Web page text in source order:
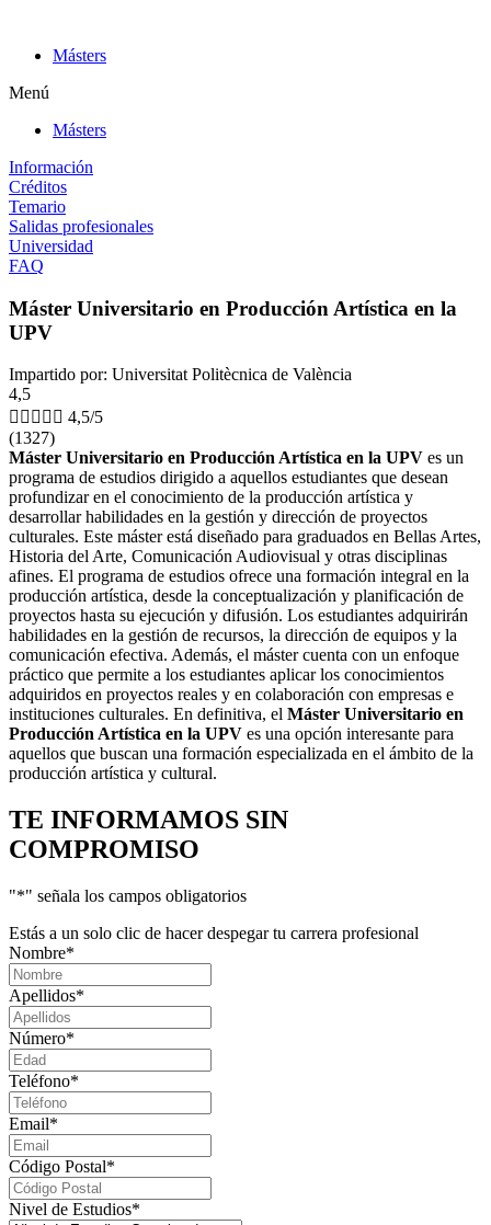
contenidoMásters
Menú
Másters
Información
Créditos
Temario
Salidas profesionales
Universidad
FAQ
Máster Universitario en Producción Artística en la
UPV
Impartido por: Universitat Politècnica de València
4,5
     4,5/5
(1327)
Máster Universitario en Producción Artística en la UPV es un
programa de estudios dirigido a aquellos estudiantes que desean
profundizar en el conocimiento de la producción artística y
desarrollar habilidades en la gestión y dirección de proyectos
culturales. Este máster está diseñado para graduados en Bellas Artes,
Historia del Arte, Comunicación Audiovisual y otras disciplinas
afines. El programa de estudios ofrece una formación integral en la
producción artística, desde la conceptualización y planificación de
proyectos hasta su ejecución y difusión. Los estudiantes adquirirán
habilidades en la gestión de recursos, la dirección de equipos y la
comunicación efectiva. Además, el máster cuenta con un enfoque
práctico que permite a los estudiantes aplicar los conocimientos
adquiridos en proyectos reales y en colaboración con empresas e
instituciones culturales. En definitiva, el Máster Universitario en
Producción Artística en la UPV es una opción interesante para
aquellos que buscan una formación especializada en el ámbito de la
producción artística y cultural.
TE INFORMAMOS SIN
COMPROMISO
"*" señala los campos obligatorios
Estás a un solo clic de hacer despegar tu carrera profesional
Nombre*
Apellidos*
Número*
Teléfono*
Email*
Código Postal*
Nivel de Estudios*